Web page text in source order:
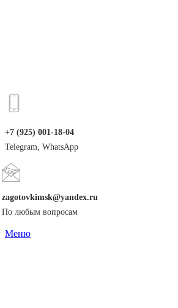
+7 (925) 001-18-04
Telegram, WhatsApp
zagotovkimsk@yandex.ru
По любым вопросам
Меню